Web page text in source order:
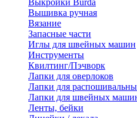
Выкройки Burda
Вышивка ручная
Вязание
Запасные части
Иглы для швейных машин
Инструменты
Квилтинг/Пэчворк
Лапки для оверлоков
Лапки для
Лапки для швейных
Ленты, бейки